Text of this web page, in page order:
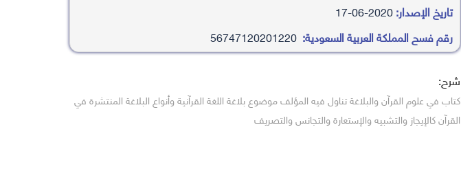
تاريخ الإصدار:2020-06-17
رقم فسح المملكة العربية السعودية: 56747120201220
شرح:
كتاب في علوم القرآن والبلاغة تناول فيه المؤلف موضوع بلاغة اللغة القرآنية وأنواع البلاغة المنتشرة في
القرآن كالإيجاز والتشبيه والإستعارة والتجانس والتصريف